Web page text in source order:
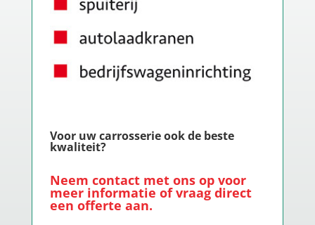
Voor uw carrosserie ook de beste
kwaliteit?
Neem contactmet ons op voor
meer informatie of vraag direct
een offerte aan.